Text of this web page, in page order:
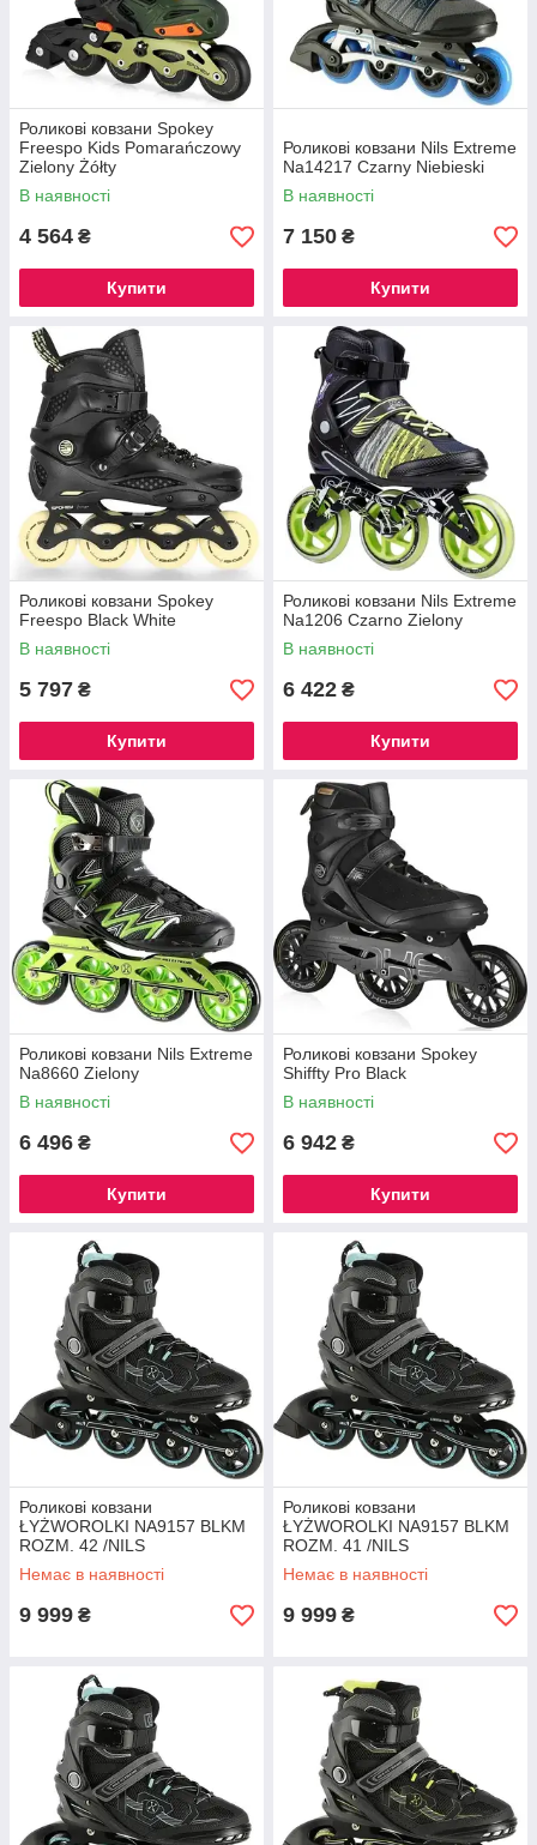
Роликові ковзани Spokey
Freespo Kids Pomarańczowy
Zielony Żółty
В наявності
4 564 ₴
Купити
Роликові ковзани Nils Extreme
Na14217 Czarny Niebieski
В наявності
7 150 ₴
Купити
Роликові ковзани Spokey
Freespo Black White
В наявності
5 797 ₴
Купити
Роликові ковзани Nils Extreme
Na1206 Czarno Zielony
В наявності
6 422 ₴
Купити
Роликові ковзани Nils Extreme
Na8660 Zielony
В наявності
6 496 ₴
Купити
Роликові ковзани Spokey
Shiffty Pro Black
В наявності
6 942 ₴
Купити
Роликові ковзани
ŁYŻWOROLKI NA9157 BLKM
ROZM. 42 /NILS
Немає в наявності
9 999 ₴
Роликові ковзани
ŁYŻWOROLKI NA9157 BLKM
ROZM. 41 /NILS
Немає в наявності
9 999 ₴